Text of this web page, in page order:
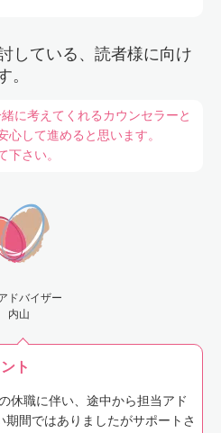
している、読者様に向け
。
に考えてくれるカウンセラーと
して進めると思います。
下さい。
ドバイザー
内山
ト
休職に伴い、途中から担当アド
間ではありましたがサポートさ